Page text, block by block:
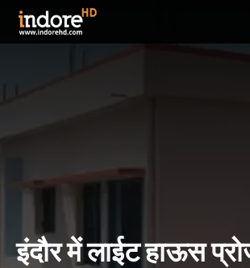
इंदौर में लाईट हाऊस